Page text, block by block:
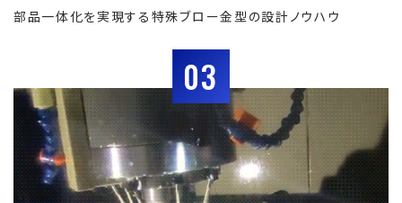
部品一体化を実現する特殊ブロー金型の設計ノウハウ
03